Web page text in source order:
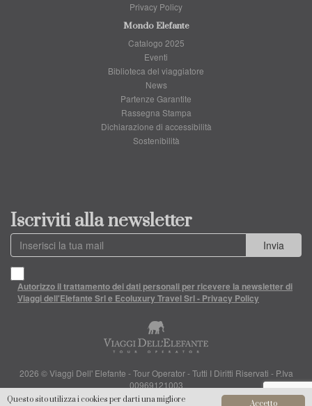
Accetto
Questo sito utilizza i cookies per darti una migliore
Privacy Policy
Mondo Elefante
Catalogo 2025
Eventi
Biblioteca del viaggiatore
News
Partenze Garantite
Rassegna Stampa
Dichiarazione di accessibilità
Sostenibilità
Iscriviti alla newsletter
Invia
Autorizzo il trattamento dei dati personali per ricevere la newsletter di
Viaggi dell'Elefante Srl e Ecoluxury Travel Srl - Privacy Policy
2026 © Viaggi Dell' Elefante - Tour Operator - Tutti I Diritti Riservati - P.Iva
00969121003